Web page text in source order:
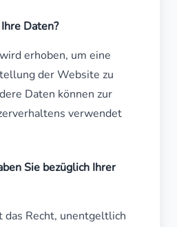
Daten?
erhoben, um eine
der Website zu
Daten können zur
verwendet
Sie bezüglich Ihrer
das Recht, unentgeltlich